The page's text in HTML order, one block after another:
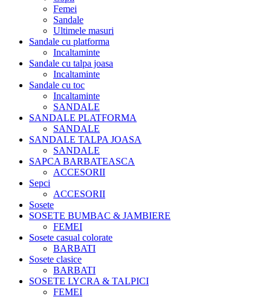
Femei
Sandale
Ultimele masuri
Sandale cu platforma
Incaltaminte
Sandale cu talpa joasa
Incaltaminte
Sandale cu toc
Incaltaminte
SANDALE
SANDALE PLATFORMA
SANDALE
SANDALE TALPA JOASA
SANDALE
SAPCA BARBATEASCA
ACCESORII
Sepci
ACCESORII
Sosete
SOSETE BUMBAC & JAMBIERE
FEMEI
Sosete casual colorate
BARBATI
Sosete clasice
BARBATI
SOSETE LYCRA & TALPICI
FEMEI